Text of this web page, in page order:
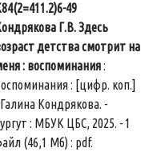
49
Г.В. Здесь
детства смотрит на
: воспоминания:
: [цифр. коп.]
Кондрякова. -
: МБУК ЦБС, 2025. - 1
(46,1 Мб) : pdf.